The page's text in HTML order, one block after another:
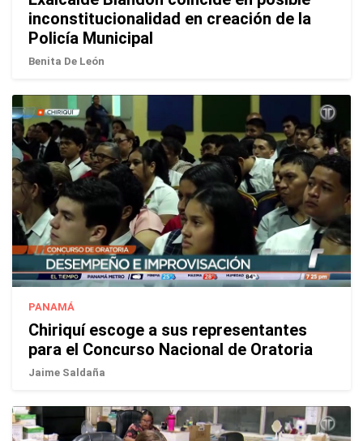
inconstitucionalidad en creación de la
Policía Municipal
Benita De León
PANAMÁ
Chiriquí escoge a sus representantes
para el Concurso Nacional de Oratoria
Jaime Saldaña